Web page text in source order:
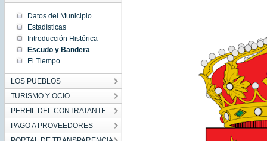
Datos del Municipio
Estadísticas
Introducción Histórica
Escudo y Bandera
El Tiempo
LOS PUEBLOS
TURISMO Y OCIO
PERFIL DEL CONTRATANTE
PAGO A PROVEEDORES